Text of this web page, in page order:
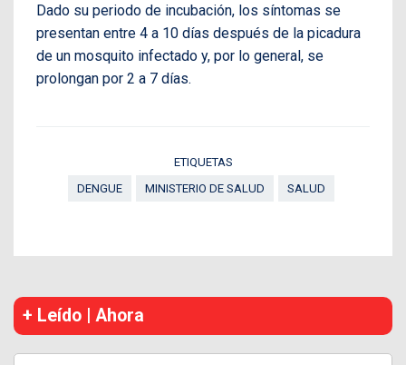
Dado su periodo de incubación, los síntomas se
presentan entre 4 a 10 días después de la picadura
de un mosquito infectado y, por lo general, se
prolongan por 2 a 7 días.
ETIQUETAS
DENGUE
MINISTERIO DE SALUD SALUD
+ Leído | Ahora